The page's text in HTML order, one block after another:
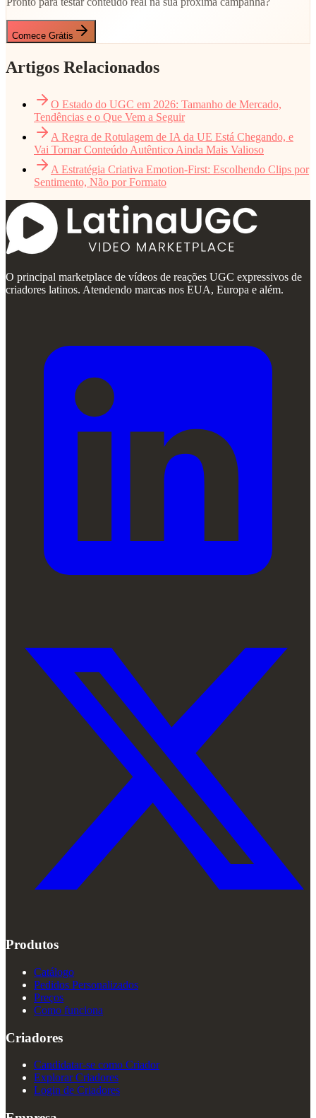
Comece Grátis
Artigos Relacionados
O Estado do UGC em 2026: Tamanho de Mercado,
Tendências e o Que Vem a Seguir
A Regra de Rotulagem de IA da UE Está Chegando, e
Vai Tornar Conteúdo Autêntico Ainda Mais Valioso
A Estratégia Criativa Emotion-First: Escolhendo Clips por
Sentimento, Não por Formato
O principal marketplace de vídeos de reações UGC expressivos de
criadores latinos. Atendendo marcas nos EUA, Europa e além.
Produtos
Catálogo
Pedidos Personalizados
Preços
Como funciona
Criadores
Candidatar-se como Criador
Explorar Criadores
Login de Criadores